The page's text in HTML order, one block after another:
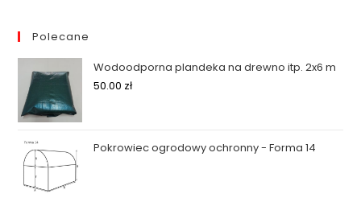
Polecane
Wodoodporna plandeka na drewno itp. 2x6 m
50.00 zł
Pokrowiec ogrodowy ochronny - Forma 14